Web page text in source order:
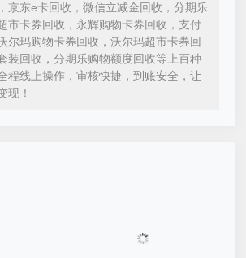
京东e卡回收，微信立减金回收，分期乐
市卡券回收，永辉购物卡券回收，支付
尔玛购物卡券回收，沃尔玛超市卡券回
装回收，分期乐购物额度回收等上百种
程线上操作，审核快捷，到账安全，让
现！